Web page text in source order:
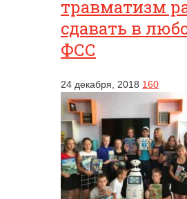
травматизм
сдавать в
ФСС
24 декабря, 2018 160